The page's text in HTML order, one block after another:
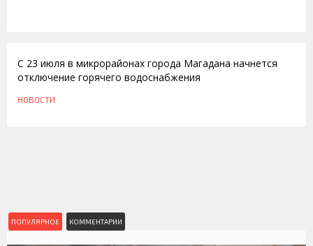
С 23 июля в микрорайонах города Магадана начнется
отключение горячего водоснабжения
НОВОСТИ
ПОПУЛЯРНОЕ КОММЕНТАРИИ